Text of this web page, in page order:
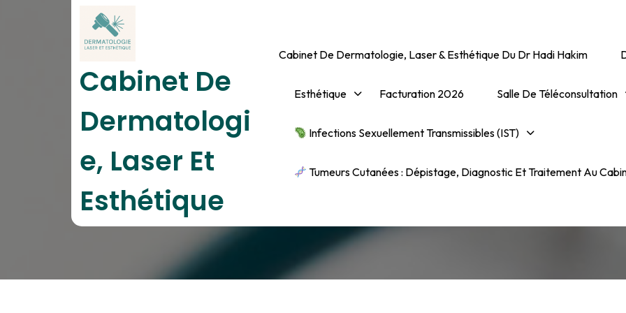
Cabinet De
Dermatologi
E, Laser Et
Esthétique
Cabinet De Dermatologie, Laser & Esthétique Du Dr Hadi Hakim
Esthétique Facturation 2026 Salle De Téléconsultation
Infections Sexuellement Transmissibles (IST)
Tumeurs Cutanées : Dépistage, Diagnostic Et Traitement Au
Schistosoma
Haematobium –